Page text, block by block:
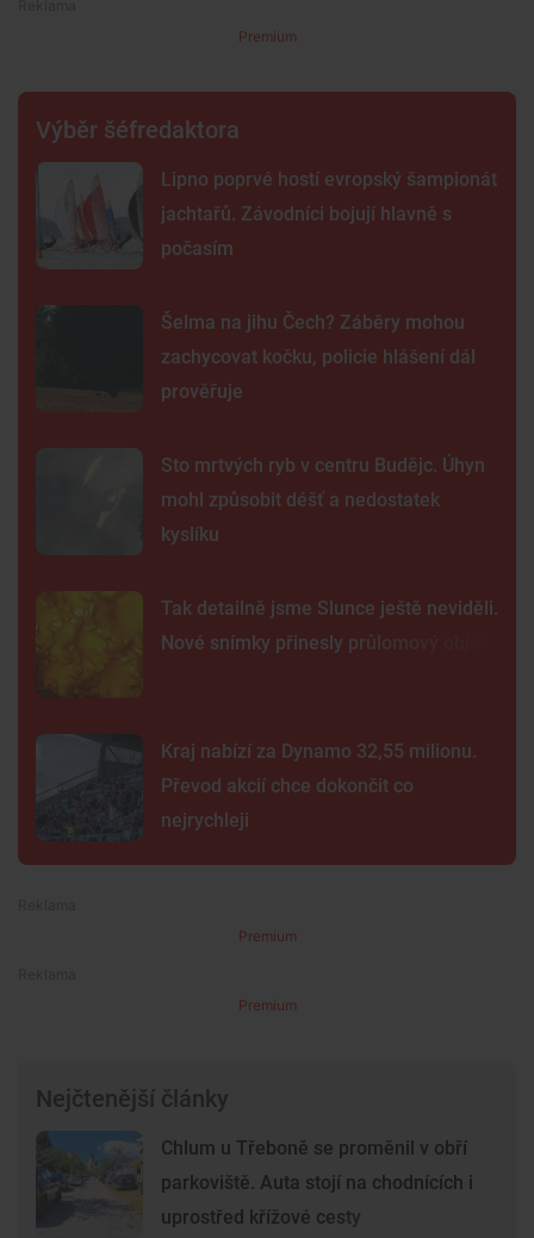
Premium
Výběr šéfredaktora
Lipno poprvé hostí evropský šampionát
jachtařů. Závodníci bojují hlavně s
počasím
Šelma na jihu Čech? Záběry mohou
zachycovat kočku, policie hlášení dál
prověřuje
Sto mrtvých ryb v centru Budějc. Úhyn
mohl způsobit déšť a nedostatek
kyslíku
Tak detailně jsme Slunce ještě neviděli.
Nové snímky přinesly průlomový objev
Kraj nabízí za Dynamo 32,55 milionu.
Převod akcií chce dokončit co
nejrychleji
Premium
Premium
Nejčtenější články
Chlum u Třeboně se proměnil v obří
parkoviště. Auta stojí na chodnících i
uprostřed křížové cesty